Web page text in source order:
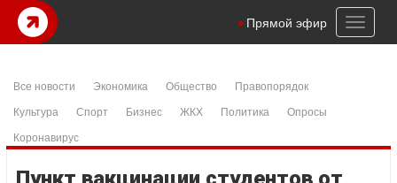
Toggle
Прямой эфир
Все новости Экономика Общество
Правопорядок
Культура
Спорт Бизнес ЖКХ Политика
Опросы
Коронавирус